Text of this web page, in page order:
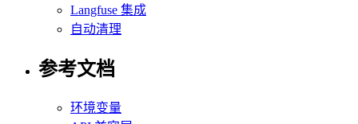
Langfuse 集成
自动清理
参考文档
环境变量